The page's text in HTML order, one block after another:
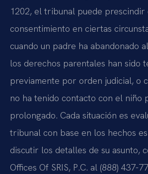
1202, el tribunal puede prescindir
consentimiento en ciertas
cuando un padre ha abandonado
los derechos parentales han sido
previamente por orden judicial, o
no ha tenido contacto con el niño
prolongado. Cada situación es
tribunal con base en los hechos
discutir los detalles de su asunto,
Offices Of SRIS, P.C. al (888) 437-